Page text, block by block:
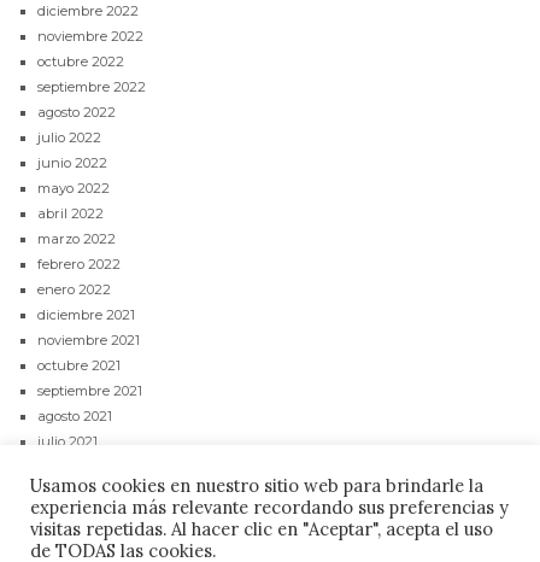
diciembre 2022
noviembre 2022
octubre 2022
septiembre 2022
agosto 2022
julio 2022
junio 2022
mayo 2022
abril 2022
marzo 2022
febrero 2022
enero 2022
diciembre 2021
noviembre 2021
octubre 2021
septiembre 2021
agosto 2021
julio 2021
mayo 2021
abril 2021
Usamos cookies en nuestro sitio web para brindarle la
experiencia más relevante recordando sus preferencias y
visitas repetidas. Al hacer clic en "Aceptar", acepta el uso
de TODAS las cookies.